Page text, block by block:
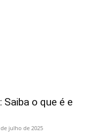
o que é e
de julho de 2025